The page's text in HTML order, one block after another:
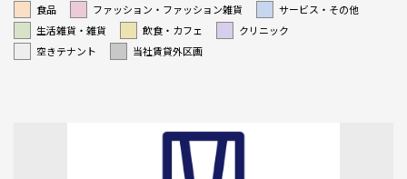
食品
ファッション・ファッション雑貨
サービス・その他
生活雑貨・雑貨
飲食・カフェ
クリニック
空きテナント
当社賃貸外区画